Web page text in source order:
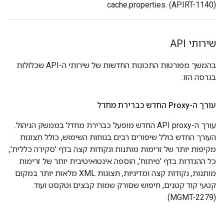
cache.properties. (APIRT-1140)
שירותי API
בהמשך מפורטות התכונות החדשות של שירותי ה-API שכלולות
בגרסה הזו.
עורך ה-Proxy החדש כברירת מחדל
עורך ה-API proxy החדש מופעל כברירת מחדל בממשק הניהול.
העורך החדש כולל שיפורים רבים בנוחות השימוש, כולל תצוגות
מקיפות יותר של זרימות מותנות ונקודות קצה בדף 'סקירה כללית',
כל ההגדרות בדף 'פיתוח', הוספה אינטואיטיבית יותר של זרימות
מותנות, נקודות קצה ומדיניות, תצוגות XML מלאות יותר במקום
קטעי קוד קטנים, חיפוש שסורק שמות קבצים וטקסט ועוד.
(MGMT-2279)